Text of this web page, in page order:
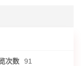
次数 91